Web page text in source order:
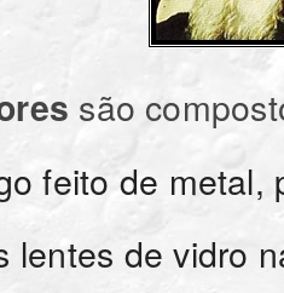
são
feito de metal,
lentes de vidro